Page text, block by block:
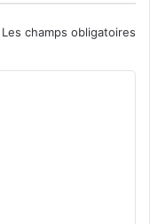
Les champs obligatoires